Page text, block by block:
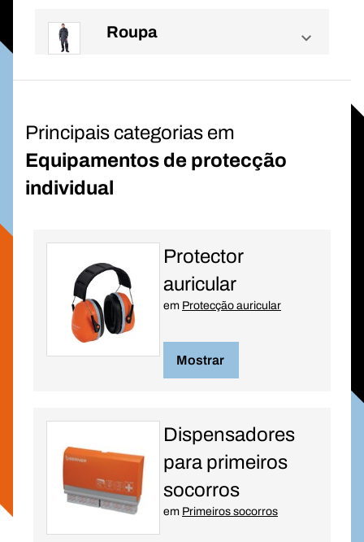
Roupa
Principais categorias em
Equipamentos de protecção
individual
Protector
auricular
em Protecção auricular
Mostrar
Dispensadores
para primeiros
socorros
em Primeiros socorros